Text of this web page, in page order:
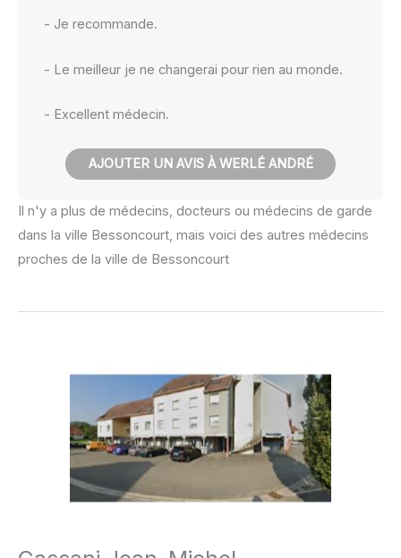
- Je recommande.
- Le meilleur je ne changerai pour rien au monde.
- Excellent médecin.
AJOUTER UN AVIS À WERLÉ ANDRÉ
Il n'y a plus de médecins, docteurs ou médecins de garde
dans la ville Bessoncourt, mais voici des autres médecins
proches de la ville de Bessoncourt